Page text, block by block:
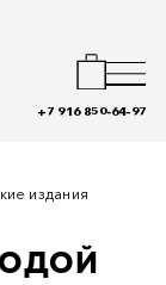
+7 916 850-64-97
издания